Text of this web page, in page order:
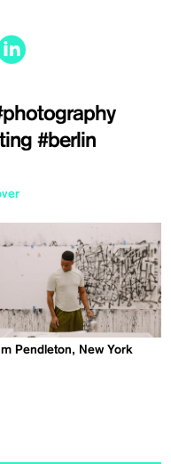
#berlin
Pendleton, New York